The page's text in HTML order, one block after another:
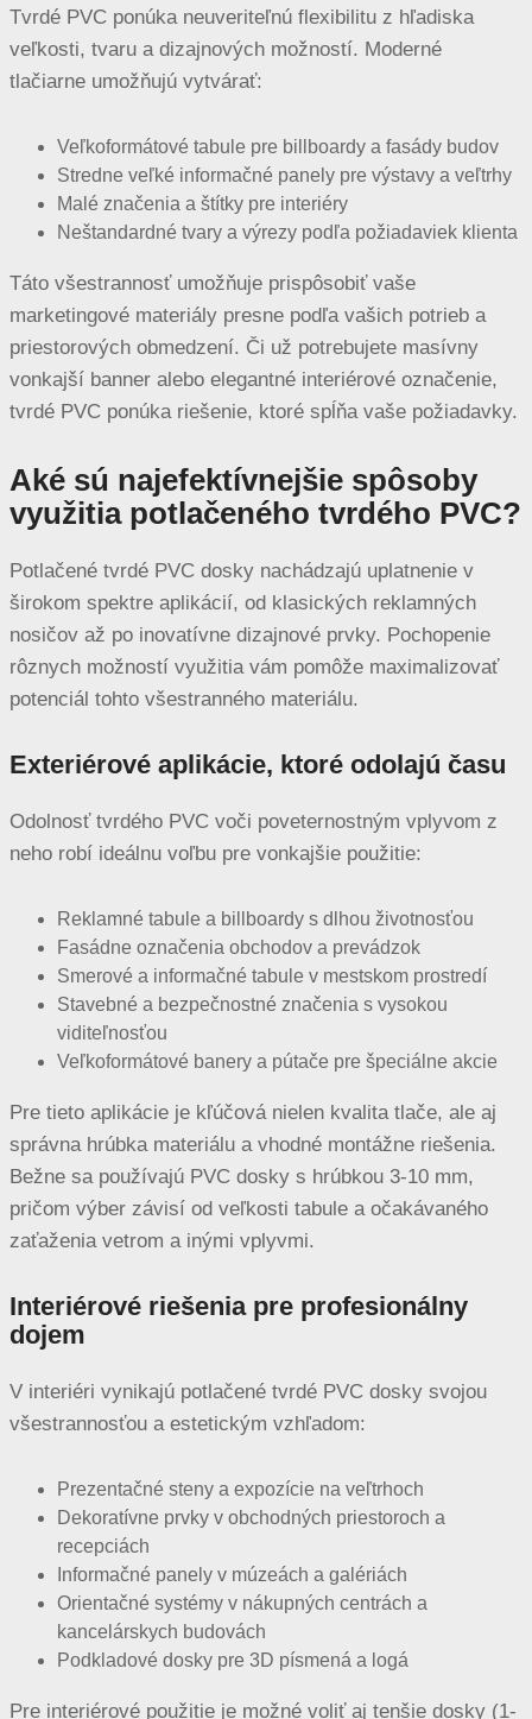
Tvrdé PVC ponúka neuveriteľnú flexibilitu z hľadiska
veľkosti, tvaru a dizajnových možností. Moderné
tlačiarne umožňujú vytvárať:
Veľkoformátové tabule pre billboardy a fasády budov
Stredne veľké informačné panely pre výstavy a veľtrhy
Malé značenia a štítky pre interiéry
Neštandardné tvary a výrezy podľa požiadaviek klienta
Táto všestrannosť umožňuje prispôsobiť vaše
marketingové materiály presne podľa vašich potrieb a
priestorových obmedzení. Či už potrebujete masívny
vonkajší banner alebo elegantné interiérové označenie,
tvrdé PVC ponúka riešenie, ktoré spĺňa vaše požiadavky.
Aké sú najefektívnejšie spôsoby
využitia potlačeného tvrdého PVC?
Potlačené tvrdé PVC dosky nachádzajú uplatnenie v
širokom spektre aplikácií, od klasických reklamných
nosičov až po inovatívne dizajnové prvky. Pochopenie
rôznych možností využitia vám pomôže maximalizovať
potenciál tohto všestranného materiálu.
Exteriérové aplikácie, ktoré odolajú času
Odolnosť tvrdého PVC voči poveternostným vplyvom z
neho robí ideálnu voľbu pre vonkajšie použitie:
Reklamné tabule a billboardy s dlhou životnosťou
Fasádne označenia obchodov a prevádzok
Smerové a informačné tabule v mestskom prostredí
Stavebné a bezpečnostné značenia s vysokou
viditeľnosťou
Veľkoformátové banery a pútače pre špeciálne akcie
Pre tieto aplikácie je kľúčová nielen kvalita tlače, ale aj
správna hrúbka materiálu a vhodné montážne riešenia.
Bežne sa používajú PVC dosky s hrúbkou 3-10 mm,
pričom výber závisí od veľkosti tabule a očakávaného
zaťaženia vetrom a inými vplyvmi.
Interiérové riešenia pre profesionálny
dojem
V interiéri vynikajú potlačené tvrdé PVC dosky svojou
všestrannosťou a estetickým vzhľadom:
Prezentačné steny a expozície na veľtrhoch
Dekoratívne prvky v obchodných priestoroch a
recepciách
Informačné panely v múzeách a galériách
Orientačné systémy v nákupných centrách a
kancelárskych budovách
Podkladové dosky pre 3D písmená a logá
Pre interiérové použitie je možné voliť aj tenšie dosky (1-